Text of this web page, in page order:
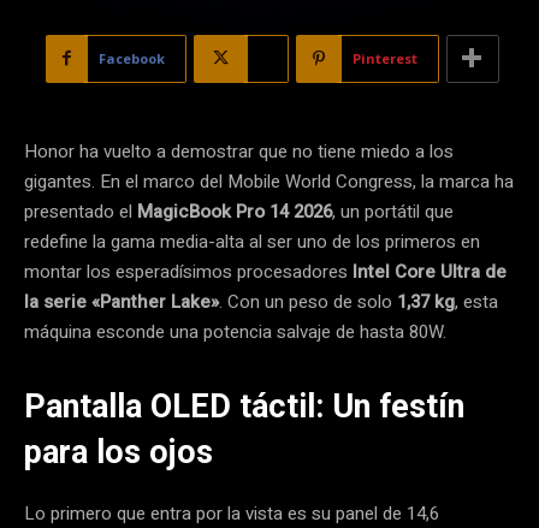
Facebook Pinterest
Honor ha vuelto a demostrar que no tiene miedo a los
gigantes. En el marco del Mobile World Congress, la marca ha
presentado el MagicBook Pro 14 2026, un portátil que
redefine la gama media-alta al ser uno de los primeros en
montar los esperadísimos procesadores Intel Core Ultra de
la serie «Panther Lake». Con un peso de solo 1,37 kg, esta
máquina esconde una potencia salvaje de hasta 80W.
Pantalla OLED táctil: Un festín
para los ojos
Lo primero que entra por la vista es su panel de 14,6